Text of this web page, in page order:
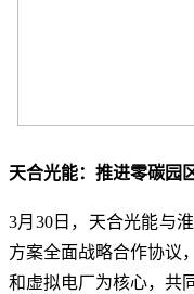
天合光能：推进零碳园
3月30日，天合光能与
方案全面战略合作协议
和虚拟电厂为核心，共